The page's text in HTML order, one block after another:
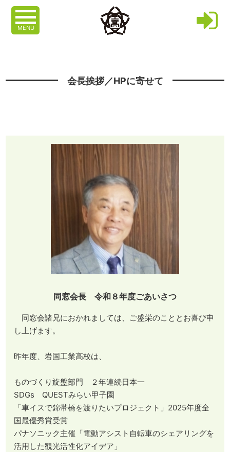
MENU
会長挨拶／HPに寄せて
同窓会長 令和８年度ごあいさつ
同窓会諸兄におかれましては、ご盛栄のこととお喜び申
し上げます。
昨年度、岩国工業高校は、
ものづくり旋盤部門 ２年連続日本一
SDGs QUESTみらい甲子園
「車イスで錦帯橋を渡りたいプロジェクト」2025年度全
国最優秀賞受賞
パナソニック主催「電動アシスト自転車のシェアリングを
活用した観光活性化アイデア」